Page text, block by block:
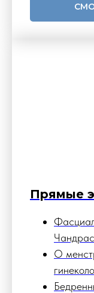
Прямые
О